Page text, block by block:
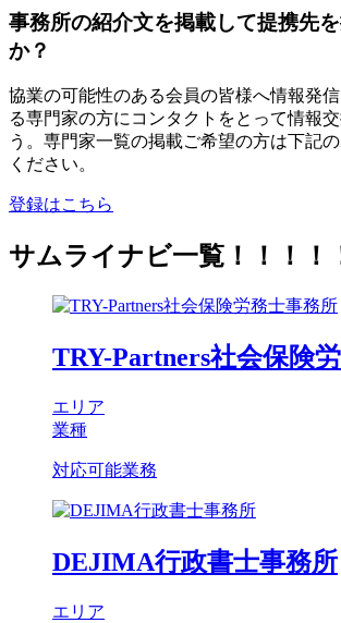
事務所の紹介文を掲載して提携先
か？
協業の可能性のある会員の皆様へ情報発
る専門家の方にコンタクトをとって情報
う。専門家一覧の掲載ご希望の方は下記
ください。
登録はこちら
サムライナビ一覧！！！！
TRY-Partners社会保険
エリア
業種
対応可能業務
DEJIMA行政書士事務所
エリア